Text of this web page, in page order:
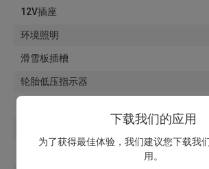
12V插座
环境照明
滑雪板插槽
轮胎低压指示器
下载我们的应用
为了获得最佳体验，我们建议您下载我
用。